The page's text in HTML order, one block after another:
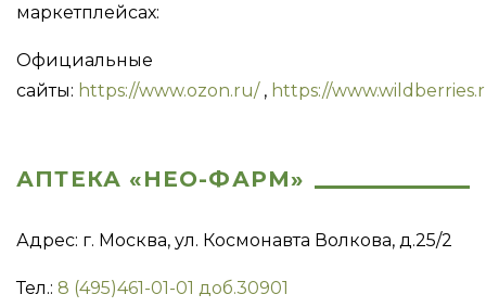
маркетплейсах:
Официальные
сайты: https://www.ozon.ru/, https://
АПТЕКА «НЕО-ФАРМ»
Адрес: г. Москва, ул. Космонавта Волкова, д.25/2
Тел.: 8 (495)461-01-01 доб.30901